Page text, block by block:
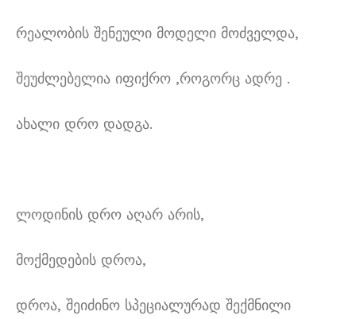
რეალობის შენეული მოდელი მოძველდა,
შეუძლებელია იფიქრო ,როგორც ადრე .
ახალი დრო დადგა.
ლოდინის დრო აღარ არის,
მოქმედების დროა,
დროა, შეიძინო სპეციალურად შექმნილი